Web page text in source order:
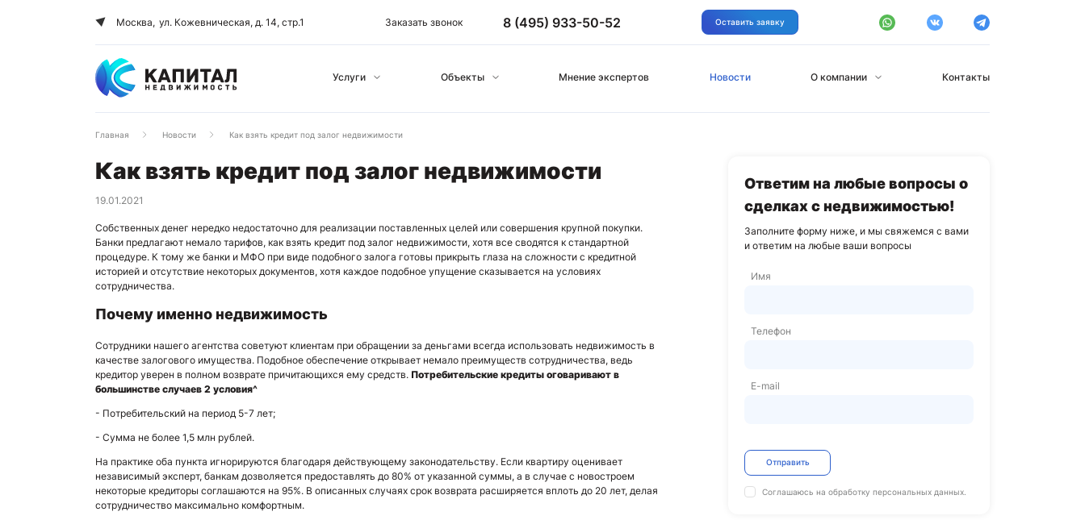
Москва, ул. Кожевническая, д. 14, стр.1 Заказать звонок 8 (495) 933-50-52 Оставить заявку
Услуги Объекты Мнение экспертов Новости О компании Контакты
Главная Новости Как взять кредит под залог недвижимости
Как взять кредит под залог недвижимости
19.01.2021
Собственных денег нередко недостаточно для реализации поставленных целей или совершения крупной покупки.
Банки предлагают немало тарифов, как взять кредит под залог недвижимости, хотя все сводятся к стандартной
процедуре. К тому же банки и МФО при виде подобного залога готовы прикрыть глаза на сложности с кредитной
историей и отсутствие некоторых документов, хотя каждое подобное упущение сказывается на условиях
сотрудничества.
Почему именно недвижимость
Сотрудники нашего агентства советуют клиентам при обращении за деньгами всегда использовать недвижимость в
качестве залогового имущества. Подобное обеспечение открывает немало преимуществ сотрудничества, ведь
кредитор уверен в полном возврате причитающихся ему средств. Потребительские кредиты оговаривают в
большинстве случаев 2 условия^
- Потребительский на период 5-7 лет;
- Сумма не более 1,5 млн рублей.
На практике оба пункта игнорируются благодаря действующему законодательству. Если квартиру оценивает
независимый эксперт, банкам дозволяется предоставлять до 80% от указанной суммы, а в случае с новостроем
некоторые кредиторы соглашаются на 95%. В описанных случаях срок возврата расширяется вплоть до 20 лет, делая
сотрудничество максимально комфортным.
Ответим на любые вопросы о
сделках с недвижимостью!
Заполните форму ниже, и мы свяжемся с вами
и ответим на любые ваши вопросы
Имя
Телефон
E-mail
Отправить
Соглашаюсь на обработкуперсональных данных.